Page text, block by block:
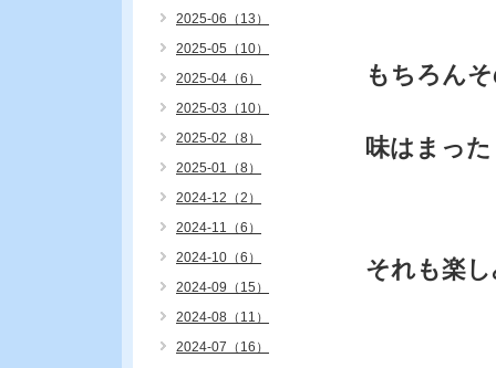
もちろん
味はまっ
それも楽
2025-06（13）
2025-05（10）
2025-04（6）
2025-03（10）
2025-02（8）
2025-01（8）
2024-12（2）
2024-11（6）
2024-10（6）
2024-09（15）
2024-08（11）
2024-07（16）